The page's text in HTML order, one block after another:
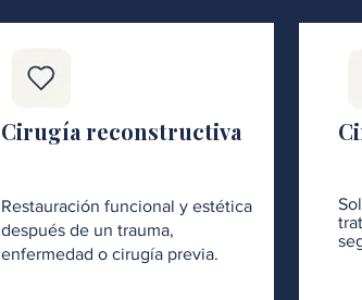
Cirugía reconstructiva
Restauración funcional y estética
después de un trauma,
enfermedad o cirugía previa.